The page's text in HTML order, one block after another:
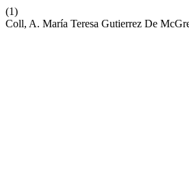
(1)
Coll, A. María Teresa Gutierrez De